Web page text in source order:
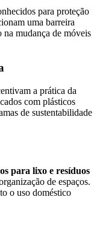
para proteção
uma barreira
na mudança de móveis
a prática da
com plásticos
de sustentabilidade
para lixo e resíduos
de espaços.
o uso doméstico